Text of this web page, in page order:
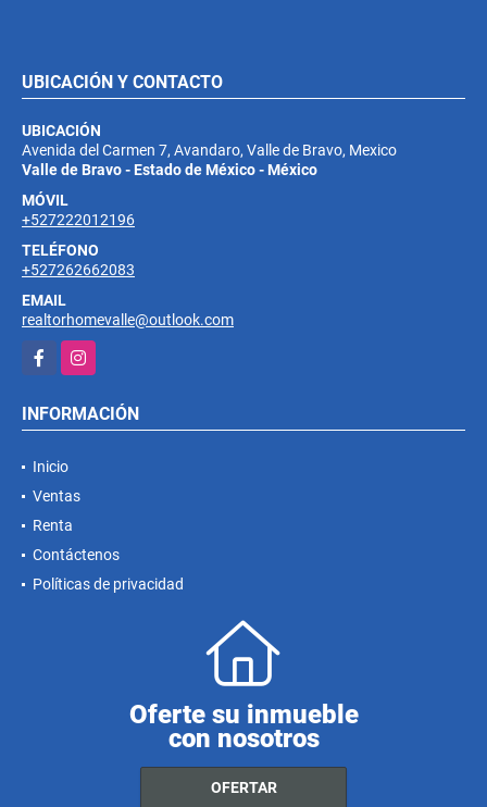
UBICACIÓN Y CONTACTO
UBICACIÓN
Avenida del Carmen 7, Avandaro, Valle de Bravo, Mexico
Valle de Bravo - Estado de México - México
MÓVIL
+527222012196
TELÉFONO
+527262662083
EMAIL
realtorhomevalle@outlook.com
FacebookInstagram
INFORMACIÓN
Inicio
Ventas
Renta
Contáctenos
Políticas de privacidad
Oferte su inmueble
con nosotros
OFERTAR